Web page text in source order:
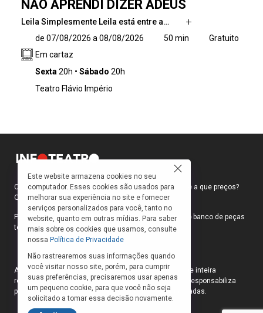
NÃO APRENDI DIZER ADEUS
Leila Simplesmente Leila está entre a…
morte. Ao tentar fugir do que a espera, ela
acaba trazendo uma convidada inesperada
para a noite. De maneira atrapalhada e
inevitável. Ao lidar com seu apego, convida o
de 07/08/2026 a 08/08/2026 50 min
Gratuito
Em cartaz
Sexta 20h Sábado 20h
Teatro Flávio Império
Como faço para ir ao teatro? Onde compro ingressos e a que preços?
Quais peças estão em cartaz?
Para responder a essas e outras perguntas, criamos o banco de peças
teatrais do INFOTEATRO.
As informações das peças cadastradas no site são de inteira
responsabilidade das produções. O Infoteatro não se responsabiliza
pela atualização das informações das peças cadastradas.
Este website armazena cookies no seu
computador. Esses cookies são usados para
melhorar sua experiência no site e fornecer
serviços personalizados para você, tanto no
website, quanto em outras mídias. Para saber
mais sobre os cookies que usamos, consulte
nossa Política de Privacidade
Não rastrearemos suas informações quando
você visitar nosso site, porém, para cumprir
suas preferências, precisaremos usar apenas
um pequeno cookie, para que você não seja
solicitado a tomar essa decisão novamente.